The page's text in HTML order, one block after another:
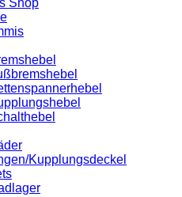
Shop
Kupplungsdeckel